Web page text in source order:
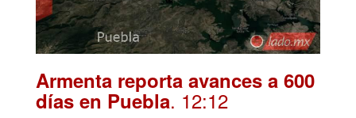
Armenta reporta avances a 600
días en Puebla. 12:12